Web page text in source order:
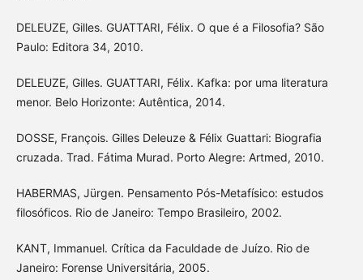
DELEUZE, Gilles. GUATTARI, Félix. O que é a Filosofia? São
Paulo: Editora 34, 2010.
DELEUZE, Gilles. GUATTARI, Félix. Kafka: por uma literatura
menor. Belo Horizonte: Autêntica, 2014.
DOSSE, François. Gilles Deleuze & Félix Guattari: Biografia
cruzada. Trad. Fátima Murad. Porto Alegre: Artmed, 2010.
HABERMAS, Jürgen. Pensamento Pós-Metafísico: estudos
filosóficos. Rio de Janeiro: Tempo Brasileiro, 2002.
KANT, Immanuel. Crítica da Faculdade de Juízo. Rio de
Janeiro: Forense Universitária, 2005.